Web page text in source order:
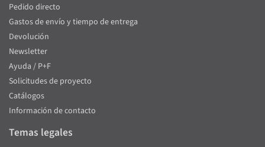
Pedido directo
Gastos de envío y tiempo de entrega
Devolución
Newsletter
Ayuda / P+F
Solicitudes de proyecto
Catálogos
Información de contacto
Temas legales